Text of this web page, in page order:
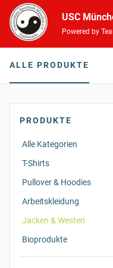
USC
Powered by
ALLE PRODUKTE
PRODUKTE
Alle Kategorien
T-Shirts
Pullover & Hoodies
Arbeitskleidung
Jacken & Westen
Bioprodukte